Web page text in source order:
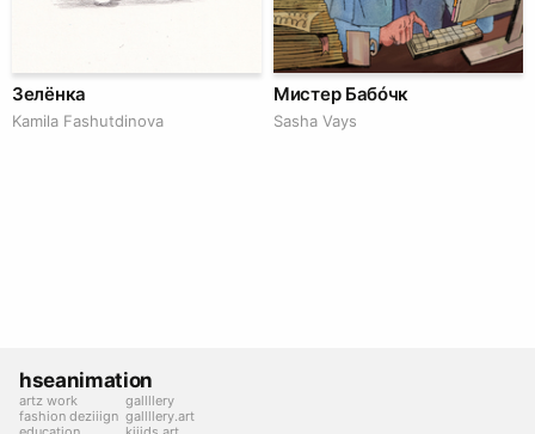
Зелёнка
Kamila Fashutdinova
Мистер Бабóчк
Sasha Vays
hseanimation
artz work
fashion deziiign
gallllery
gallllery.art